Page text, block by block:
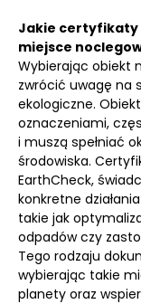
Jakie certyfikaty
miejsce
Wybierając obiekt
zwrócić uwagę na
ekologiczne.
oznaczeniami,
i muszą spełniać
środowiska.
EarthCheck,
konkretne
takie jak
odpadów czy
Tego rodzaju
wybierając takie
planety oraz